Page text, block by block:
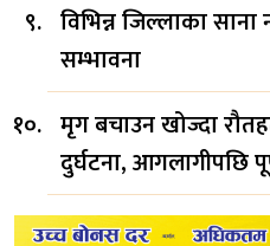
विभिन्न जिल्लाका
सम्भावना
मृग बचाउन खोज्दा
दुर्घटना, आगलागीपछि